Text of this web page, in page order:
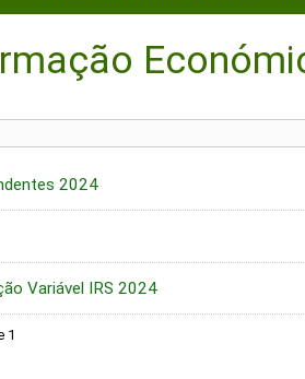
2024
Variável IRS 2024
1